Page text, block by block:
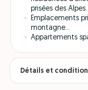
prisées des Alpes.
Emplacements
montagne...
Appartements
Détails et